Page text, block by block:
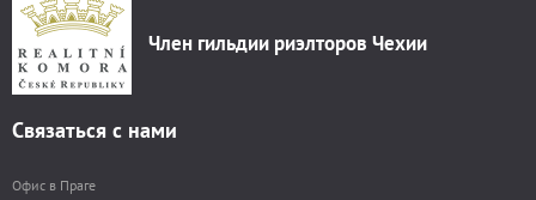
Член гильдии риэлторов Чехии
Связаться с нами
Офис в Праге